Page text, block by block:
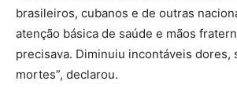
brasileiros, cubanos e de outras
atenção básica de saúde e mãos
precisava. Diminuiu incontáveis dores,
mortes”, declarou.